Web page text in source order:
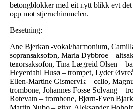
betongblokker med eit nytt blikk evt det
opp mot stjernehimmelen.
Besetning:
Ane Bjerkan -vokal/harmonium,
sopransaksofon, Maria Dybbroe –
tenorsaksofon, Tina Lægreid Olsen –
Heyerdahl Husø – trompet, Lyder
Ellen-Martine Gismervik – cello,
trombone, Johannes Fosse Solvang –
Rotevatn – trombone, Bjørn-Even